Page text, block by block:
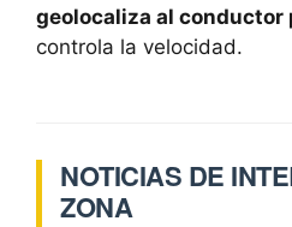
geolocaliza al conductor
controla la velocidad.
NOTICIAS DE
ZONA